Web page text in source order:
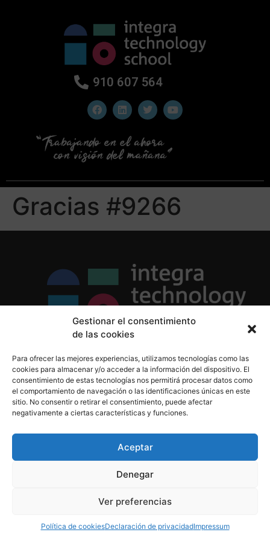
Gestionar el consentimiento
de las cookies
Para ofrecer las mejores experiencias, utilizamos tecnologías como las
cookies para almacenar y/o acceder a la información del dispositivo. El
consentimiento de estas tecnologías nos permitirá procesar datos como
el comportamiento de navegación o las identificaciones únicas en este
sitio. No consentir o retirar el consentimiento, puede afectar
negativamente a ciertas características y funciones.
Aceptar
Denegar
Ver preferencias
Política de cookiesDeclaración de privacidadImpressum
910 607 564
Gracias #9266
Política de Cookies
Aviso Legal
910 607 564
derechos reservados